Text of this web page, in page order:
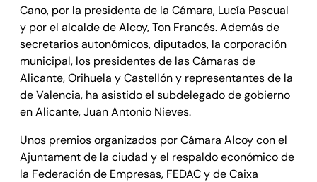
Cano, por la presidenta de la Cámara, Lucía Pascual
y por el alcalde de Alcoy, Ton Francés. Además de
secretarios autonómicos, diputados, la corporación
municipal, los presidentes de las Cámaras de
Alicante, Orihuela y Castellón y representantes de la
de Valencia, ha asistido el subdelegado de gobierno
en Alicante, Juan Antonio Nieves.
Unos premios organizados por Cámara Alcoy con el
Ajuntament de la ciudad y el respaldo económico de
la Federación de Empresas, FEDAC y de Caixa